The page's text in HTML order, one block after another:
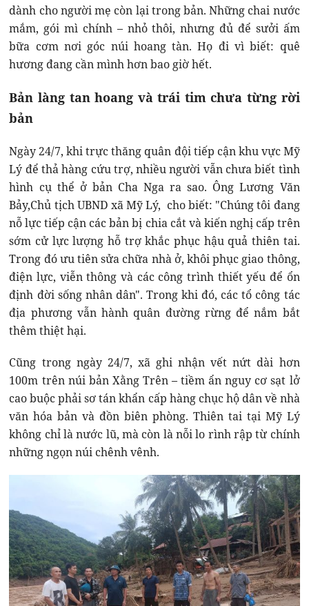
dành cho người mẹ còn lại trong bản. Những chai nước
mắm, gói mì chính – nhỏ thôi, nhưng đủ để sưởi ấm
bữa cơm nơi góc núi hoang tàn. Họ đi vì biết: quê
hương đang cần mình hơn bao giờ hết.
Bản làng tan hoang và trái tim chưa từng rời
bản
Ngày 24/7, khi trực thăng quân đội tiếp cận khu vực Mỹ
Lý để thả hàng cứu trợ, nhiều người vẫn chưa biết tình
hình cụ thể ở bản Cha Nga ra sao. Ông Lương Văn
Bảy,Chủ tịch UBND xã Mỹ Lý, cho biết: "Chúng tôi đang
nỗ lực tiếp cận các bản bị chia cắt và kiến nghị cấp trên
sớm cử lực lượng hỗ trợ khắc phục hậu quả thiên tai.
Trong đó ưu tiên sửa chữa nhà ở, khôi phục giao thông,
điện lực, viễn thông và các công trình thiết yếu để ổn
định đời sống nhân dân". Trong khi đó, các tổ công tác
địa phương vẫn hành quân đường rừng để nắm bắt
thêm thiệt hại.
Cũng trong ngày 24/7, xã ghi nhận vết nứt dài hơn
100m trên núi bản Xằng Trên – tiềm ẩn nguy cơ sạt lở
cao buộc phải sơ tán khẩn cấp hàng chục hộ dân về nhà
văn hóa bản và đồn biên phòng. Thiên tai tại Mỹ Lý
không chỉ là nước lũ, mà còn là nỗi lo rình rập từ chính
những ngọn núi chênh vênh.